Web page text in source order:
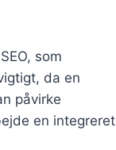
som
da en
påvirke
en integreret